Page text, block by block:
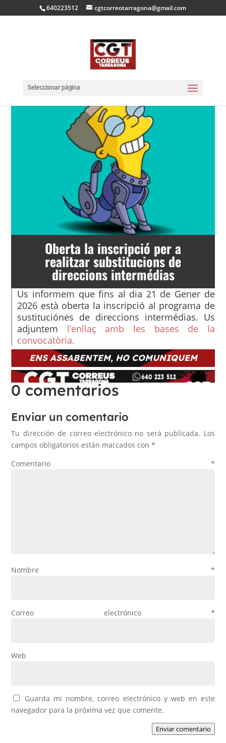
640223512 cgtcorreotarragona@gmail.com
Seleccionar página
Oberta la inscripció per a
realitzar substitucions de
direccions intermédias
Us informem que fins al dia 21 de Gener de
2026 està oberta la inscripció al programa de
sustituciónes de direccions intermédias. Us
adjuntem l’enllaç amb les bases de la
convocatòria.
ENS ASSABENTEM, HO COMUNIQUEM
0 comentarios
Enviar un comentario
Tu dirección de correo electrónico no será publicada. Los
campos obligatorios están marcados con*
Comentario *
Nombre *
Correo electrónico *
Web
Guarda mi nombre, correo electrónico y web en este
navegador para la próxima vez que comente.
Enviar comentario